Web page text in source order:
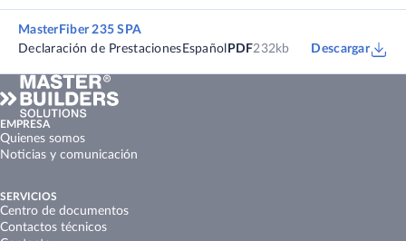
MasterFiber 235 SPA
Declaración de Prestaciones Español PDF232kb Descargar
EMPRESA
Quienes somos
Noticias y comunicación
SERVICIOS
Centro de documentos
Contactos técnicos